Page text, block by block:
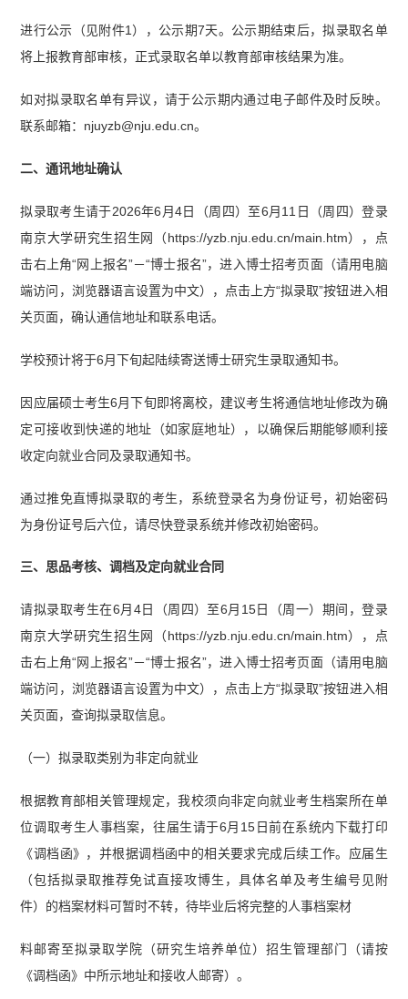
进行公示（见附件1），公示期7天。公示期结束后，拟录取名单
将上报教育部审核，正式录取名单以教育部审核结果为准。
如对拟录取名单有异议，请于公示期内通过电子邮件及时反映。
联系邮箱：njuyzb@nju.edu.cn。
二、通讯地址确认
拟录取考生请于2026年6月4日（周四）至6月11日（周四）登录
南京大学研究生招生网（https://yzb.nju.edu.cn/main.htm），点
击右上角“网上报名”－“博士报名”，进入博士招考页面（请用电脑
端访问，浏览器语言设置为中文），点击上方“拟录取”按钮进入相
关页面，确认通信地址和联系电话。
学校预计将于6月下旬起陆续寄送博士研究生录取通知书。
因应届硕士考生6月下旬即将离校，建议考生将通信地址修改为确
定可接收到快递的地址（如家庭地址），以确保后期能够顺利接
收定向就业合同及录取通知书。
通过推免直博拟录取的考生，系统登录名为身份证号，初始密码
为身份证号后六位，请尽快登录系统并修改初始密码。
三、思品考核、调档及定向就业合同
请拟录取考生在6月4日（周四）至6月15日（周一）期间，登录
南京大学研究生招生网（https://yzb.nju.edu.cn/main.htm），点
击右上角“网上报名”－“博士报名”，进入博士招考页面（请用电脑
端访问，浏览器语言设置为中文），点击上方“拟录取”按钮进入相
关页面，查询拟录取信息。
（一）拟录取类别为非定向就业
根据教育部相关管理规定，我校须向非定向就业考生档案所在单
位调取考生人事档案，往届生请于6月15日前在系统内下载打印
《调档函》，并根据调档函中的相关要求完成后续工作。应届生
（包括拟录取推荐免试直接攻博生，具体名单及考生编号见附
件）的档案材料可暂时不转，待毕业后将完整的人事档案材
料邮寄至拟录取学院（研究生培养单位）招生管理部门（请按
《调档函》中所示地址和接收人邮寄）。